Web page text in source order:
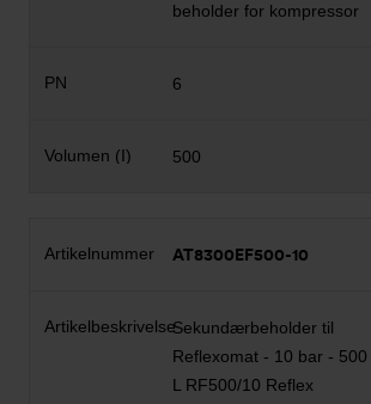
beholder for kompressor
6
500
AT8300EF500-10
Sekundærbeholder til
Reflexomat - 10 bar - 500
L RF500/10 Reflex